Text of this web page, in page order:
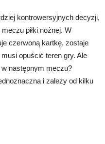
kontrowersyjnych decyzji,
piłki nożnej. W
czerwoną kartkę, zostaje
opuścić teren gry. Ale
następnym meczu?
i zależy od kilku